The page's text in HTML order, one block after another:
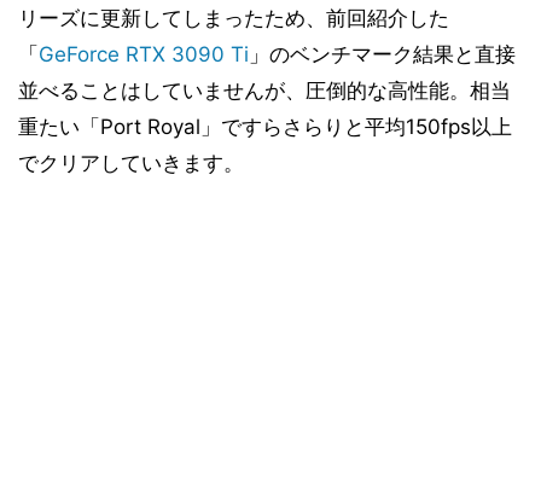
リーズに更新してしまったため、前回紹介した
「GeForce RTX 3090 Ti 」のベンチマーク結果と直接
並べることはしていませんが、圧倒的な高性能。相当
重たい「Port Royal」ですらさらりと平均150fps以上
でクリアしていきます。